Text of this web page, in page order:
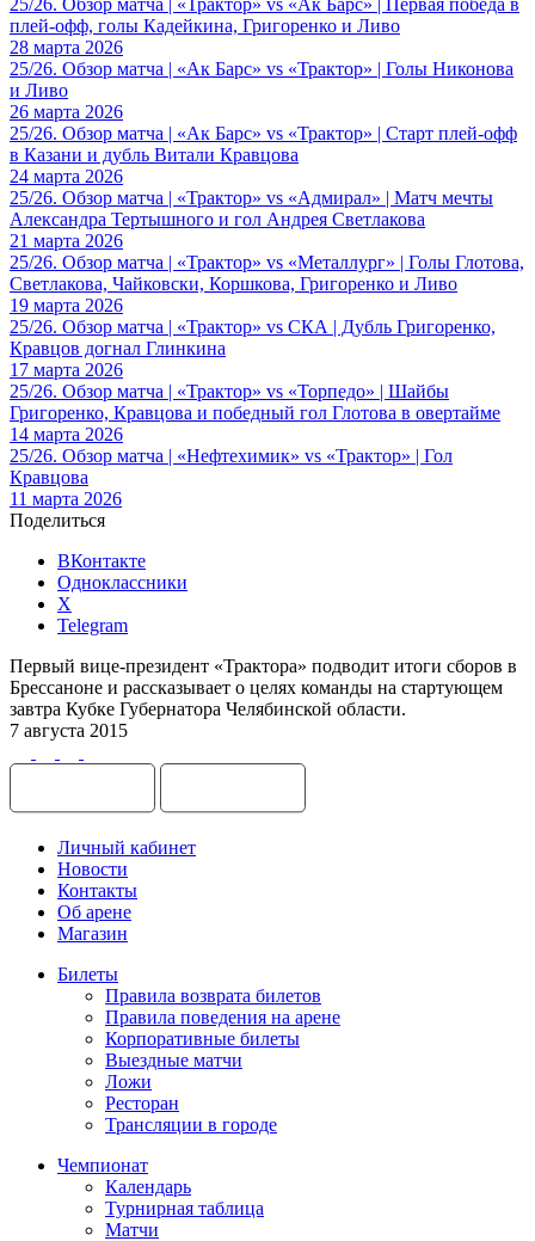
плей-офф, голы Кадейкина, Григоренко и Ливо
28 марта 2026
25/26. Обзор матча | «Ак Барс» vs «Трактор» | Голы Никонова
и Ливо
26 марта 2026
25/26. Обзор матча | «Ак Барс» vs «Трактор» | Старт плей-офф
в Казани и дубль Витали Кравцова
24 марта 2026
25/26. Обзор матча | «Трактор» vs «Адмирал» | Матч мечты
Александра Тертышного и гол Андрея Светлакова
21 марта 2026
25/26. Обзор матча | «Трактор» vs «Металлург» | Голы Глотова,
Светлакова, Чайковски, Коршкова, Григоренко и Ливо
19 марта 2026
25/26. Обзор матча | «Трактор» vs СКА | Дубль Григоренко,
Кравцов догнал Глинкина
17 марта 2026
25/26. Обзор матча | «Трактор» vs «Торпедо» | Шайбы
Григоренко, Кравцова и победный гол Глотова в овертайме
14 марта 2026
25/26. Обзор матча | «Нефтехимик» vs «Трактор» | Гол
Кравцова
11 марта 2026
Поделиться
ВКонтакте
Одноклассники
X
Telegram
Первый вице-президент «Трактора» подводит итоги сборов в
Брессаноне и рассказывает о целях команды на стартующем
завтра Кубке Губернатора Челябинской области.
7 августа 2015
Личный кабинет
Новости
Контакты
Об арене
Магазин
Билеты
Правила возврата билетов
Правила поведения на арене
Корпоративные билеты
Выездные матчи
Ложи
Ресторан
Трансляции в городе
Чемпионат
Календарь
Турнирная таблица
Матчи